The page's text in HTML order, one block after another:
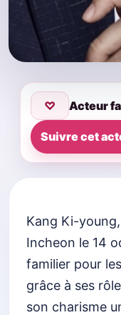
♡ Acteur
Suivre cet
Kang Ki-
Incheon le 14
familier pour
grâce à ses
son charisme